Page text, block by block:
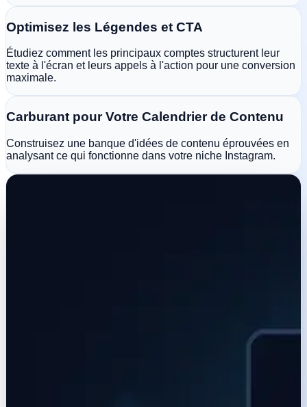
Optimisez les Légendes et CTA
Étudiez comment les principaux comptes structurent leur
texte à l'écran et leurs appels à l'action pour une conversion
maximale.
Carburant pour Votre Calendrier de Contenu
Construisez une banque d'idées de contenu éprouvées en
analysant ce qui fonctionne dans votre niche Instagram.